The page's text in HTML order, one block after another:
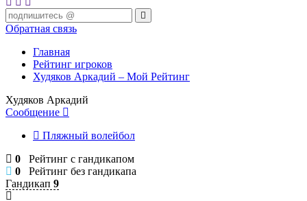
Обратная связь
Главная
Рейтинг игроков
Худяков Аркадий – Мой Рейтинг
Худяков Аркадий
Сообщение
Пляжный волейбол
0 Рейтинг с гандикапом
0 Рейтинг без гандикапа
Гандикап 9